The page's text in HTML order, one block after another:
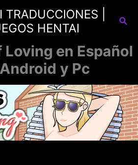
TRADUCCIONES |
HENTAI
Loving en Español
y Pc